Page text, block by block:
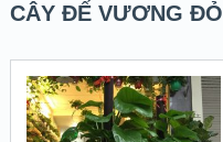
CÂY ĐẾ VƯƠNG ĐỎ